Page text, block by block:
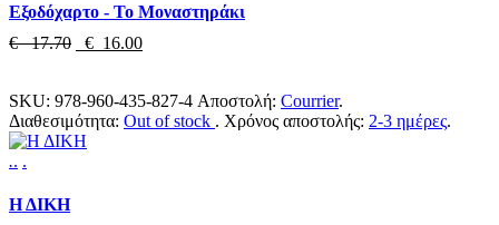
Εξοδόχαρτο - Το Μοναστηράκι
€ 17.70
€ 16.00
SKU: 978-960-435-827-4 Αποστολή: Courrier.
Διαθεσιμότητα: Out of stock . Χρόνος αποστολής: 2-3 ημέρες.
.. .
Η ΔΙΚΗ